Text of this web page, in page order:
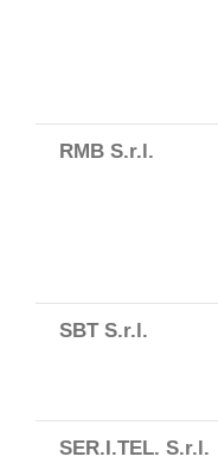
RMB S.r.l.
SBT S.r.l.
SER.I.TEL. S.r.l.